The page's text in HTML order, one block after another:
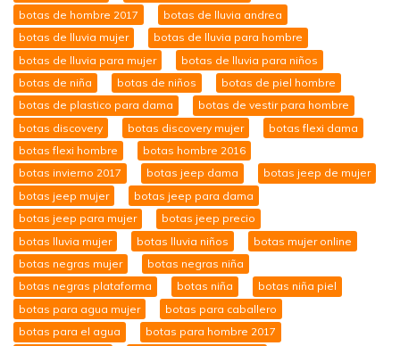
botas de hombre 2017
botas de lluvia andrea
botas de lluvia mujer
botas de lluvia para hombre
botas de lluvia para mujer
botas de lluvia para niños
botas de niña
botas de niños
botas de piel hombre
botas de plastico para dama
botas de vestir para hombre
botas discovery
botas discovery mujer
botas flexi dama
botas flexi hombre
botas hombre 2016
botas invierno 2017
botas jeep dama
botas jeep de mujer
botas jeep mujer
botas jeep para dama
botas jeep para mujer
botas jeep precio
botas lluvia mujer
botas lluvia niños
botas mujer online
botas negras mujer
botas negras niña
botas negras plataforma
botas niña
botas niña piel
botas para agua mujer
botas para caballero
botas para el agua
botas para hombre 2017